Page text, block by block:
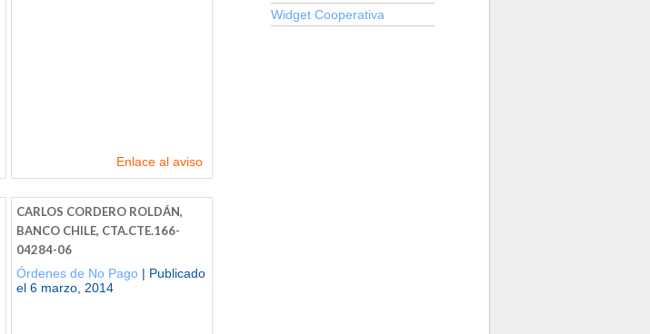
Enlace al aviso
CARLOS CORDERO ROLDÁN,
BANCO CHILE, CTA.CTE.166-
04284-06
Órdenes de No Pago | Publicado
el 6 marzo, 2014
Widget Cooperativa